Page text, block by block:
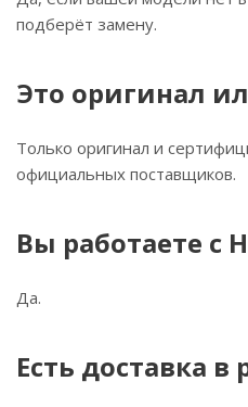
подберёт замену.
Это оригинал
Только оригинал и
официальных поставщиков.
Вы работаете с
Да.
Есть доставка в